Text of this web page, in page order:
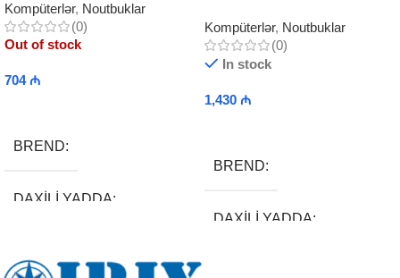
Kompüterlər, Noutbuklar
(0)
Out of stock
704₼
BREND
DAXILI YADDA
Kompüterlər, Noutbuklar
(0)
In stock
1,430 ₼
BREND
DAXILI YADDA